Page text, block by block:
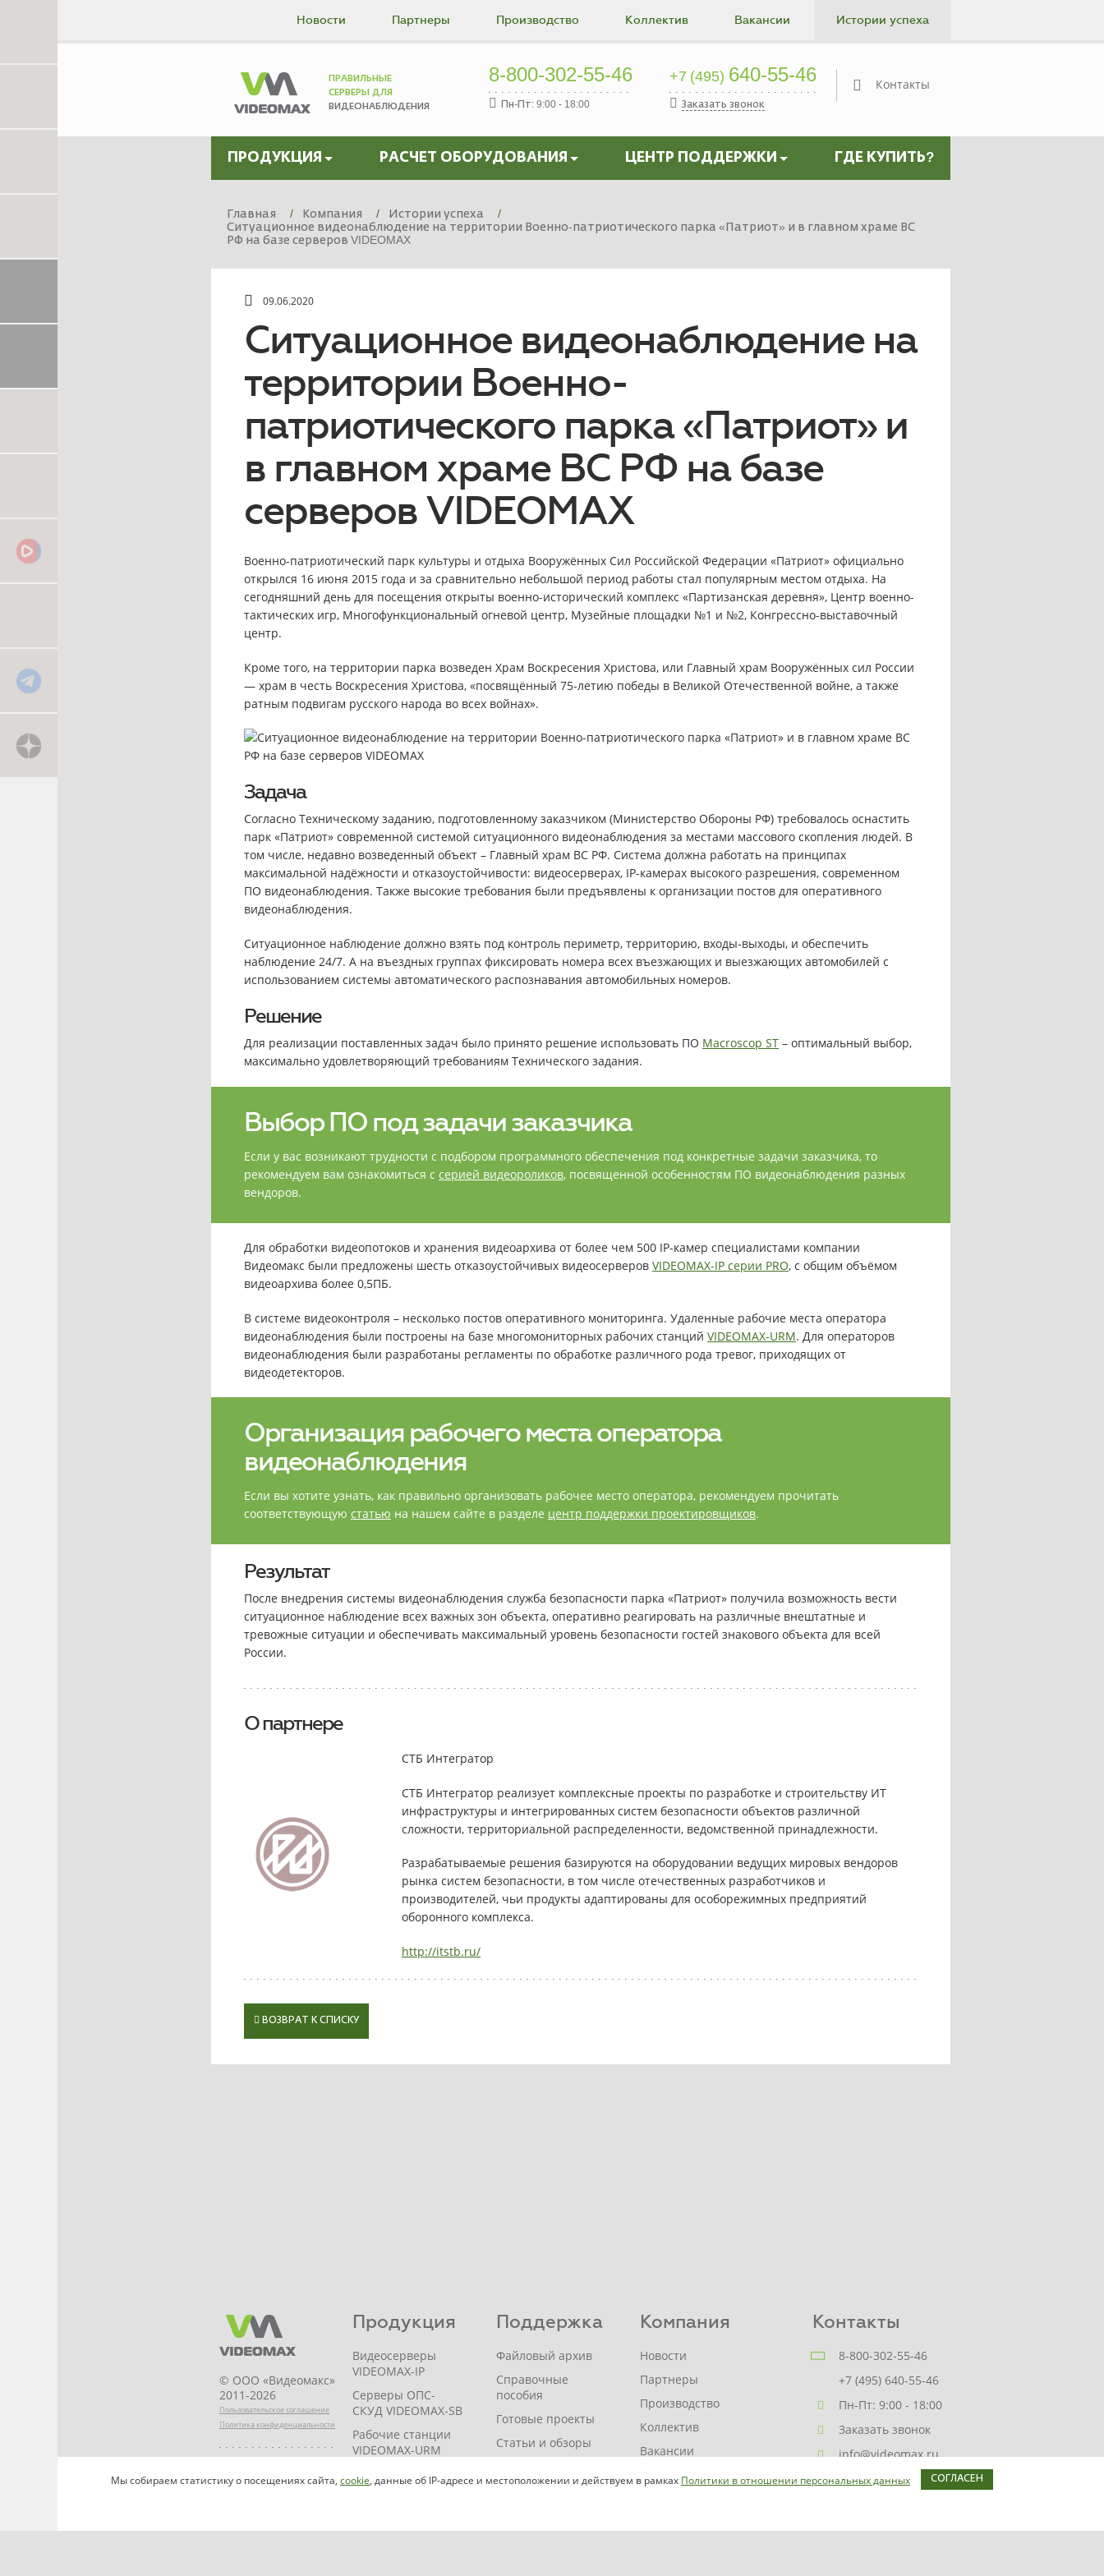
Новости Партнеры Производство Коллектив Вакансии Истории успеха
ПРАВИЛЬНЫЕ
СЕРВЕРЫ ДЛЯ
ВИДЕОНАБЛЮДЕНИЯ
8-800-302-55-46
Пн-Пт: 9:00 - 18:00
+7 (495) 640-55-46
Заказать звонок
Контакты
ПРОДУКЦИЯ РАСЧЕТ ОБОРУДОВАНИЯ ЦЕНТР ПОДДЕРЖКИ ГДЕ КУПИТЬ?
Главная Компания
Истории успеха
Ситуационное видеонаблюдение на территории Военно-патриотического парка «Патриот» и в главном храме ВС
РФ на базе серверов VIDEOMAX
09.06.2020
Ситуационное видеонаблюдение на
территории Военно-
патриотического парка «Патриот» и
в главном храме ВС РФ на базе
серверов VIDEOMAX
Военно-патриотический парк культуры и отдыха Вооружённых Сил Российской Федерации «Патриот» официально
открылся 16 июня 2015 года и за сравнительно небольшой период работы стал популярным местом отдыха. На
сегодняшний день для посещения открыты военно-исторический комплекс «Партизанская деревня», Центр военно-
тактических игр, Многофункциональный огневой центр, Музейные площадки №1 и №2, Конгрессно-выставочный
центр.
Кроме того, на территории парка возведен Храм Воскресения Христова, или Главный храм Вооружённых сил России
— храм в честь Воскресения Христова, «посвящённый 75-летию победы в Великой Отечественной войне, а также
ратным подвигам русского народа во всех войнах».
Задача
Согласно Техническому заданию, подготовленному заказчиком (Министерство Обороны РФ) требовалось оснастить
парк «Патриот» современной системой ситуационного видеонаблюдения за местами массового скопления людей. В
том числе, недавно возведенный объект – Главный храм ВС РФ. Система должна работать на принципах
максимальной надёжности и отказоустойчивости: видеосерверах, IP-камерах высокого разрешения, современном
ПО видеонаблюдения. Также высокие требования были предъявлены к организации постов для оперативного
видеонаблюдения.
Ситуационное наблюдение должно взять под контроль периметр, территорию, входы-выходы, и обеспечить
наблюдение 24/7. А на въездных группах фиксировать номера всех въезжающих и выезжающих автомобилей с
использованием системы автоматического распознавания автомобильных номеров.
Решение
Для реализации поставленных задач было принято решение использовать ПО Macroscop ST – оптимальный выбор,
максимально удовлетворяющий требованиям Технического задания.
Выбор ПО под задачи заказчика
Если у вас возникают трудности с подбором программного обеспечения под конкретные задачи заказчика, то
рекомендуем вам ознакомиться с серией видеороликов, посвященной особенностям ПО видеонаблюдения разных
вендоров.
Для обработки видеопотоков и хранения видеоархива от более чем 500 IP-камер специалистами компании
Видеомакс были предложены шесть отказоустойчивых видеосерверов VIDEOMAX-IP серии PRO, с общим объёмом
видеоархива более 0,5ПБ.
В системе видеоконтроля – несколько постов оперативного мониторинга. Удаленные рабочие места оператора
видеонаблюдения были построены на базе многомониторных рабочих станций VIDEOMAX-URM. Для операторов
видеонаблюдения были разработаны регламенты по обработке различного рода тревог, приходящих от
видеодетекторов.
Организация рабочего места оператора
видеонаблюдения
Если вы хотите узнать, как правильно организовать рабочее место оператора, рекомендуем прочитать
соответствующую статью на нашем сайте в разделе центр поддержки проектировщиков.
Результат
После внедрения системы видеонаблюдения служба безопасности парка «Патриот» получила возможность вести
ситуационное наблюдение всех важных зон объекта, оперативно реагировать на различные внештатные и
тревожные ситуации и обеспечивать максимальный уровень безопасности гостей знакового объекта для всей
России.
О партнере
СТБ Интегратор
СТБ Интегратор реализует комплексные проекты по разработке и строительству ИТ
инфраструктуры и интегрированных систем безопасности объектов различной
сложности, территориальной распределенности, ведомственной принадлежности.
Разрабатываемые решения базируются на оборудовании ведущих мировых вендоров
рынка систем безопасности, в том числе отечественных разработчиков и
производителей, чьи продукты адаптированы для особорежимных предприятий
оборонного комплекса.
http://itstb.ru/
ВОЗВРАТ К СПИСКУ
© ООО «Видеомакс»
2011-2026
Пользовательское соглашение
Политика конфиденциальности
РУКОВОДИТЕЛЮ
Контакты
8-800-302-55-46
+7 (495) 640-55-46
Пн-Пт: 9:00 - 18:00
Заказать звонок
info@videomax.ru
Продукция
Видеосерверы
VIDEOMAX-IP
Серверы ОПС-
СКУД VIDEOMAX-SB
Рабочие станции
VIDEOMAX-URM
VIDEOMAX-
STORAGE
Поддержка
Файловый архив
Справочные
пособия
Готовые проекты
Статьи и обзоры
Индивидуальный
Компания
Новости
Партнеры
Производство
Коллектив
Вакансии
Истории успеха
Мы собираем статистику о посещениях сайта, cookie, данные об IP-адресе и местоположении и действуем в рамках Политики в отношении персональных данных СОГЛАСЕН